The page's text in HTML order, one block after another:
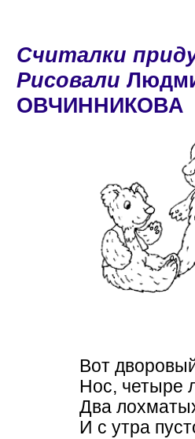
Считалки
Рисовали
ОВЧИННИКОВА
Вот
Нос, четыре
Два
И с утра